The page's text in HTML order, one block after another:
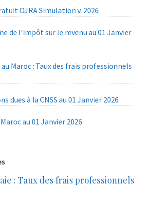
OJRA Simulation v. 2026
de l’impôt sur le revenu au 01 Janvier
Maroc : Taux des frais professionnels
dues à la CNSS au 01 Janvier 2026
au 01 Janvier 2026
: Taux des frais professionnels